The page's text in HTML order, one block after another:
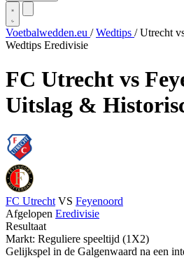
Voetbalwedden.eu / Wedtips / Utrecht
Wedtips Eredivisie
FC Utrecht vs
Uitslag &
FC Utrecht VS Feyenoord
Afgelopen Eredivisie
Resultaat
Markt: Reguliere speeltijd (1X2)
Gelijkspel in de Galgenwaard na een